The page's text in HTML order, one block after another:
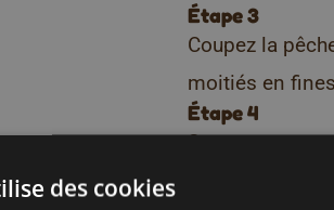
Étape 3
Coupez la
moitiés en
Étape 4
Servez sur une
de fromage
des cookies